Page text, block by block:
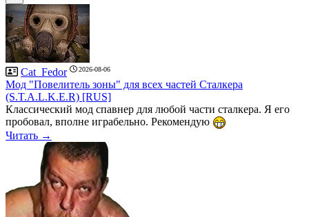
Cat_Fedor 2026-08-06
Мод "Повелитель зоны" для всех частей Сталкера
(S.T.A.L.K.E.R) [RUS]
Классический мод спавнер для любой части сталкера. Я его
пробовал, вполне играбельно. Рекомендую
Читать →